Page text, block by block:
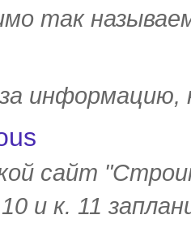
так
сайт
и к. 11